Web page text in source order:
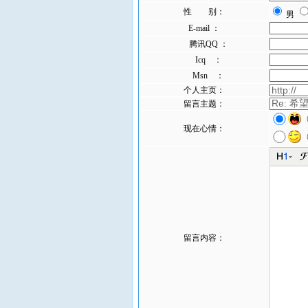
性 别：
男
E-mail ：
腾讯QQ ：
Icq ：
Msn ：
个人主页：
留言主题：
现在心情：
留言内容：